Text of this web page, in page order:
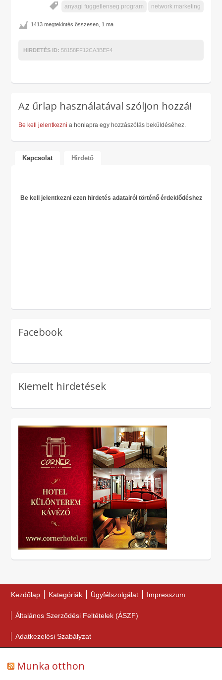
anyagi fuggetlenseg program network marketing
1413 megtekintés összesen, 1 ma
HIRDETÉS ID: 58158FF12CA3BEF4
Az űrlap használatával szóljon hozzá!
Be kell jelentkezni a honlapra egy hozzászólás beküldéséhez.
Kapcsolat Hirdető
Be kell jelentkezni ezen hirdetés adatairól történő érdeklődéshez
Facebook
Kiemelt hirdetések
Kezdőlap Kategóriák Ügyfélszolgálat Impresszum
Általános Szerződési Feltételek (ÁSZF)
Adatkezelési Szabályzat
Munka otthon